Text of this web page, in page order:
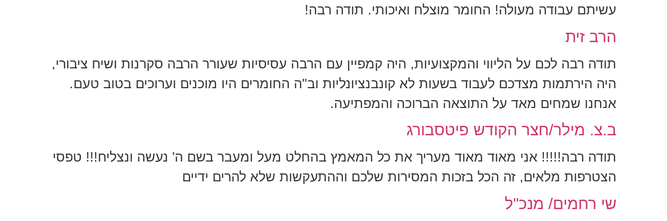
עשיתם עבודה מעולה! החומר מוצלח ואיכותי. תודה רבה!
הרב זית
תודה רבה לכם על הליווי והמקצועיות, היה קמפיין עם הרבה עסיסיות שעורר הרבה סקרנות ושיח ציבורי,
היה הירתמות מצדכם לעבוד בשעות לא קונבנציונליות וב"ה החומרים היו מוכנים וערוכים בטוב טעם.
אנחנו שמחים מאד על התוצאה הברוכה והמפתיעה.
ב.צ. מילר/חצר הקודש פיטסבורג
תודה רבה!!!!! אני מאוד מאוד מעריך את כל המאמץ בהחלט מעל ומעבר בשם ה' נעשה ונצליח!!! טפסי
הצטרפות מלאים, זה הכל בזכות המסירות שלכם וההתעקשות שלא להרים ידיים
שי רחמים/ מנכ"ל